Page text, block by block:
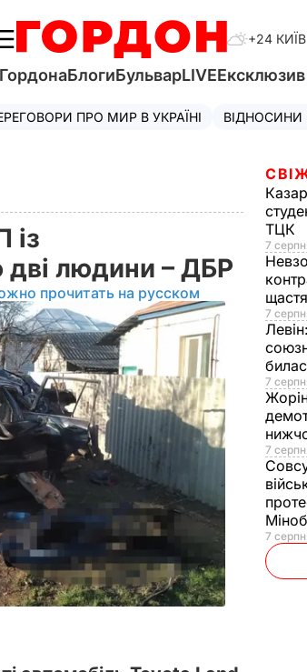
+24 КИЇВ
БлогиБульварLIVEЕксклюзив
ПРО МИР В УКРАЇНІ
із
дві людини – ДБР
прочитать на русском
ТЦК
7
щастя
7
Левін:
7
7
7